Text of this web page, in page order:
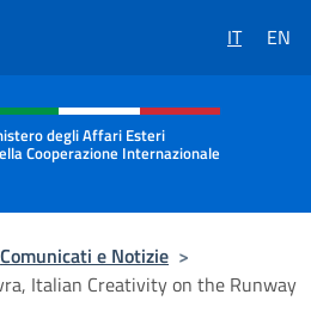
IT EN
social e menù
degli Affari Esteri
Cooperazione Internazionale
Comunicati e Notizie >
Italian Creativity on the Runway